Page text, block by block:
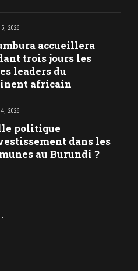
2026
accueillera
trois jours les
leaders du
africain
2026
politique
dans les
au Burundi ?